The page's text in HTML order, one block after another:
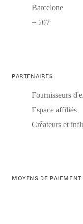
Barcelone
+ 207
PARTENAIRES
Fournisseurs
Espace affiliés
Créateurs et
MOYENS DE PAIEMENT